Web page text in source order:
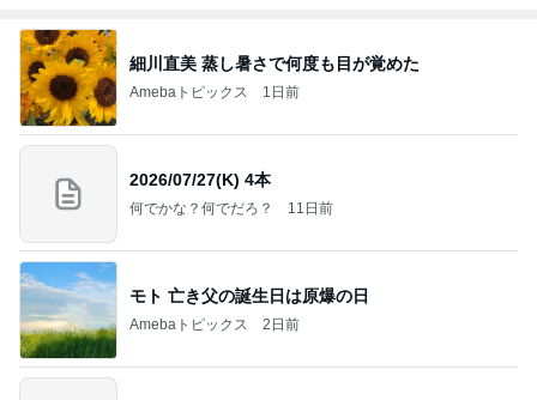
細川直美 蒸し暑さで何度も目が覚めた
Amebaトピックス 1日前
2026/07/27(K) 4本
何でかな？何でだろ？ 11日前
モト 亡き父の誕生日は原爆の日
Amebaトピックス 2日前